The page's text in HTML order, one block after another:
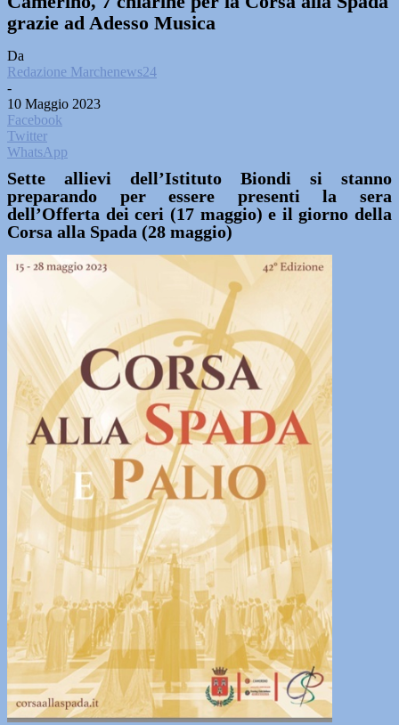
grazie ad Adesso Musica
Da
Redazione Marchenews24
-
10 Maggio 2023
Facebook
Twitter
WhatsApp
Sette allievi dell’Istituto Biondi si stanno
preparando per essere presenti la sera
dell’Offerta dei ceri (17 maggio) e il giorno della
Corsa alla Spada (28 maggio)